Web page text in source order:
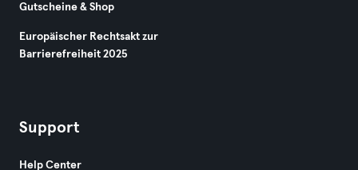
Gutscheine & Shop
Europäischer Rechtsakt zur
Barrierefreiheit 2025
Support
Help Center